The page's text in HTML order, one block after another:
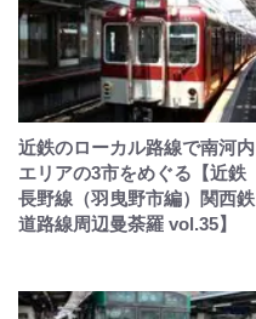
近鉄のローカル路線で南河内
エリアの3市をめぐる【近鉄
長野線（羽曳野市編）関西鉄
道路線周辺曼荼羅 vol.35】